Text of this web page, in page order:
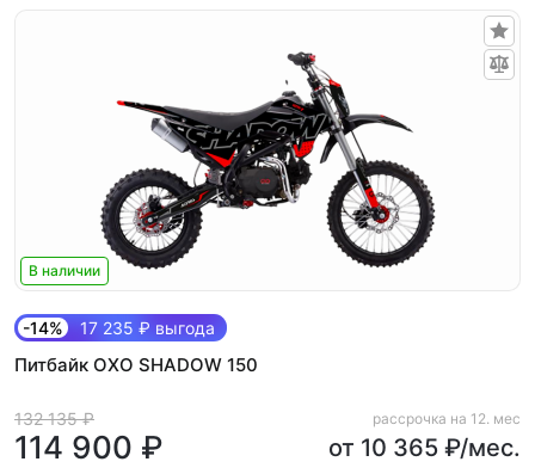
В наличии
-14% 17 235 ₽ выгода
Питбайк OXO SHADOW 150
132 135 ₽
114 900 ₽
рассрочка на 12. мес
от 10 365 ₽/мес.